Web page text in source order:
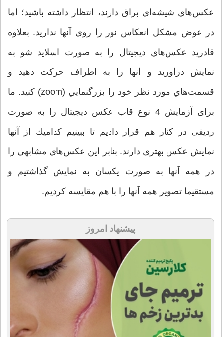
عكس‌هاي شيشه‌اي براق دارند، انتظار داشته باشيد؛ اما
در عوض مشكل انعكاس نور را روي آنها نداريد. بعلاوه
قادريد عكس‌هاي ديجيتال را به صورت اسلايد شو به
نمايش درآورید و آنها را به اطراف حركت دهید و
قسمت‌هاي مورد نظر خود را بزرگنمايي (zoom) كنيد. ما
برای آزمايش 4 نوع قاب عكس ديجيتال را به صورت
رديفي در كنار هم قرار داديم تا ببينيم كداميك از آنها
نمايش عكس بهتری دارند. بنابر اين عكس‌هاي مشابهي را
در همه آنها به صورت يكسان به نمايش گذاشتیم و
مستقيما تصوير همه آنها را با هم مقايسه كرديم.
پیشنهاد امروز